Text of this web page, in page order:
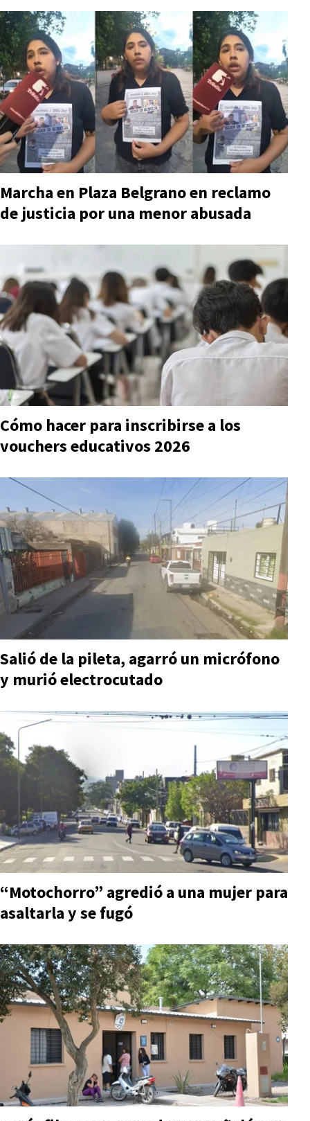
Marcha en Plaza Belgrano en reclamo
de justicia por una menor abusada
Cómo hacer para inscribirse a los
vouchers educativos 2026
Salió de la pileta, agarró un micrófono
y murió electrocutado
“Motochorro” agredió a una mujer para
asaltarla y se fugó